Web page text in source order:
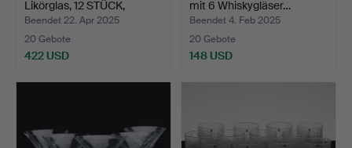
Likörglas, 12 STÜCK,
„NOBEL“…
Beendet 22. Apr 2025
20 Gebote
422 USD
mit 6 Whiskygläser…
Beendet 4. Feb 2025
20 Gebote
148 USD